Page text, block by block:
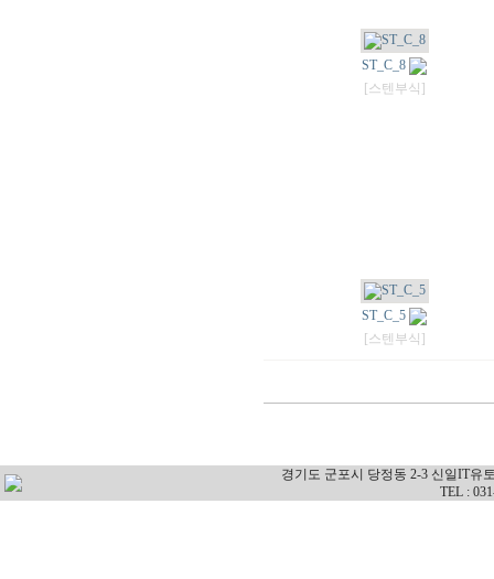
ST_C_8
[스텐부식]
ST_C_5
[스텐부식]
경기도 군포시 당정동 2-3 신일IT
TEL :